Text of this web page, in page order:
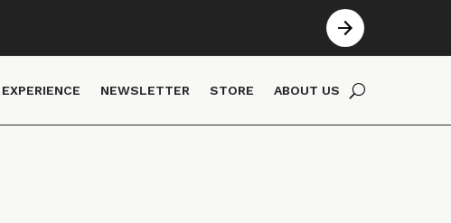
EXPERIENCE NEWSLETTER STORE ABOUT US